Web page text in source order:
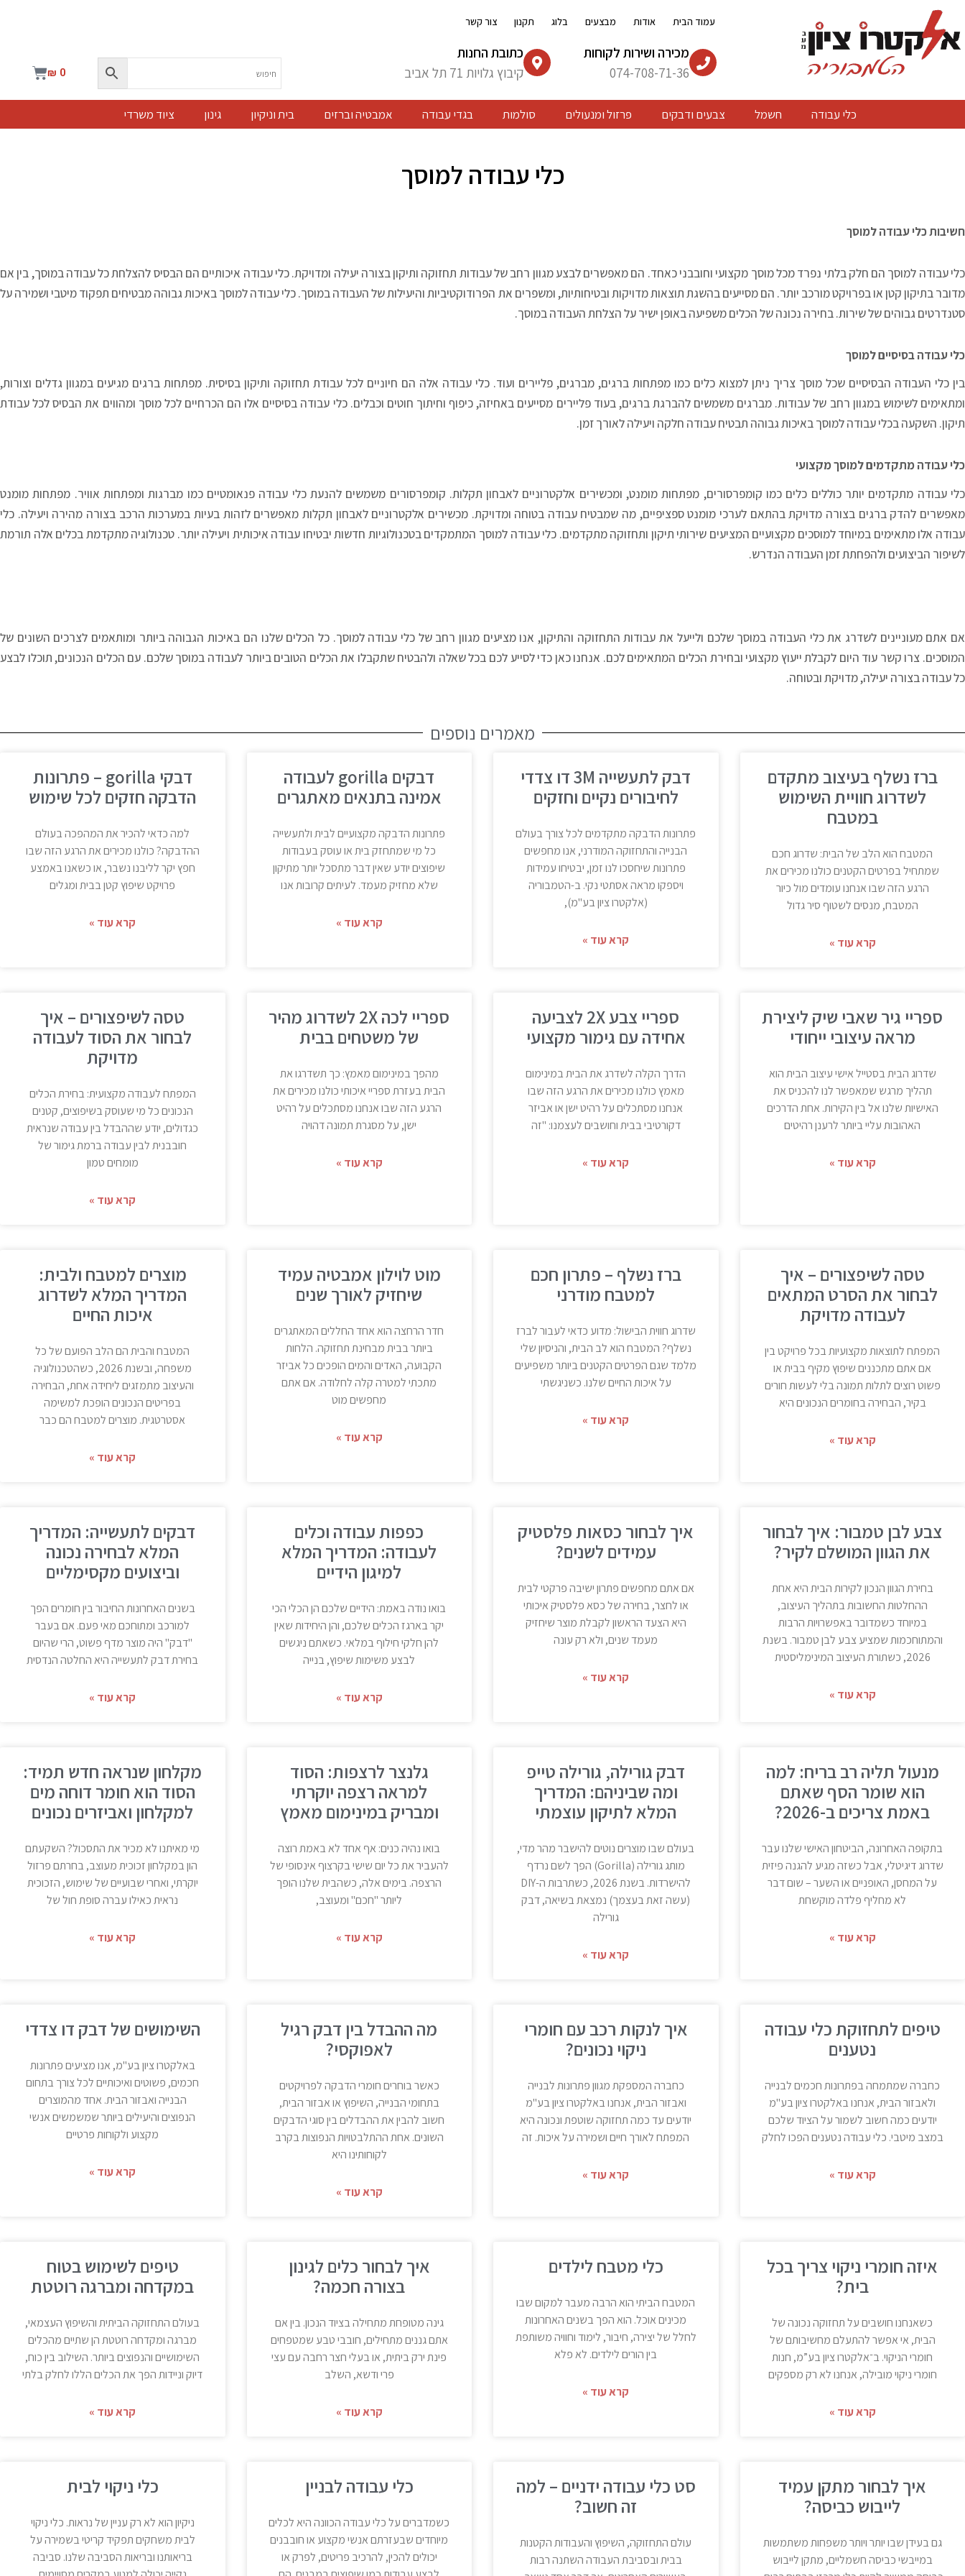
לתוכן
עמוד הבית אודות מבצעים בלוג תקנון צור קשר
מכירה ושירות לקוחות
074-708-71-36
כתובת החנות
קיבוץ גלויות 71 תל אביב
₪ 0
עגלת
כלי עבודה חשמל צבעים ודבקים פרזול ומנעולים סולמות בגדי עבודה אמבטיה וברזים בית וניקיון גינון ציוד משרדי
כלי עבודה למוסך
חשיבות כלי עבודה למוסך
כלי עבודה למוסך הם חלק בלתי נפרד מכל מוסך מקצועי וחובבני כאחד. הם מאפשרים לבצע מגוון רחב של עבודות תחזוקה ותיקון בצורה יעילה ומדויקת. כלי עבודה איכותיים הם הבסיס להצלחת כל עבודה במוסך, בין אם
מדובר בתיקון קטן או בפרויקט מורכב יותר. הם מסייעים בהשגת תוצאות מדויקות ובטיחותיות, ומשפרים את הפרודוקטיביות והיעילות של העבודה במוסך. כלי עבודה למוסך באיכות גבוהה מבטיחים תפקוד מיטבי ושמירה על
סטנדרטים גבוהים של שירות. בחירה נכונה של הכלים משפיעה באופן ישיר על הצלחת העבודה במוסך.
כלי עבודה בסיסיים למוסך
בין כלי העבודה הבסיסיים שכל מוסך צריך ניתן למצוא כלים כמו מפתחות ברגים, מברגים, פליירים ועוד. כלי עבודה אלה הם חיוניים לכל עבודת תחזוקה ותיקון בסיסית. מפתחות ברגים מגיעים במגוון גדלים וצורות,
ומתאימים לשימוש במגוון רחב של עבודות. מברגים משמשים להברגת ברגים, בעוד פליירים מסייעים באחיזה, כיפוף וחיתוך חוטים וכבלים. כלי עבודה בסיסיים אלו הם הכרחיים לכל מוסך ומהווים את הבסיס לכל עבודת
תיקון. השקעה בכלי עבודה למוסך באיכות גבוהה תבטיח עבודה חלקה ויעילה לאורך זמן.
כלי עבודה מתקדמים למוסך מקצועי
כלי עבודה מתקדמים יותר כוללים כלים כמו קומפרסורים, מפתחות מומנט, ומכשירים אלקטרוניים לאבחון תקלות. קומפרסורים משמשים להנעת כלי עבודה פנאומטיים כמו מברגות ומפתחות אוויר. מפתחות מומנט
מאפשרים להדק ברגים בצורה מדויקת בהתאם לערכי מומנט ספציפיים, מה שמבטיח עבודה בטוחה ומדויקת. מכשירים אלקטרוניים לאבחון תקלות מאפשרים לזהות בעיות במערכות הרכב בצורה מהירה ויעילה. כלי
עבודה אלו מתאימים במיוחד למוסכים מקצועיים המציעים שירותי תיקון ותחזוקה מתקדמים. כלי עבודה למוסך המתמקדים בטכנולוגיות חדשות יבטיחו עבודה איכותית ויעילה יותר. טכנולוגיה מתקדמת בכלים אלה תורמת
לשיפור הביצועים ולהפחתת זמן העבודה הנדרש.
אם אתם מעוניינים לשדרג את כלי העבודה במוסך שלכם ולייעל את עבודות התחזוקה והתיקון, אנו מציעים מגוון רחב של כלי עבודה למוסך. כל הכלים שלנו הם באיכות הגבוהה ביותר ומותאמים לצרכים השונים של
המוסכים. צרו קשר עוד היום לקבלת ייעוץ מקצועי ובחירת הכלים המתאימים לכם. אנחנו כאן כדי לסייע לכם בכל שאלה ולהבטיח שתקבלו את הכלים הטובים ביותר לעבודה במוסך שלכם. עם הכלים הנכונים, תוכלו לבצע
כל עבודה בצורה יעילה, מדויקת ובטוחה.
מאמרים נוספים
ברז נשלף בעיצוב מתקדם
לשדרוג חוויית השימוש
במטבח
המטבח הוא הלב של הבית: שדרוג חכם
שמתחיל בפרטים הקטנים כולנו מכירים את
הרגע הזה שבו אנחנו עומדים מול כיור
המטבח, מנסים לשטוף סיר גדול
קרא עוד »
דבק לתעשייה 3M דו צדדי
לחיבורים נקיים וחזקים
פתרונות הדבקה מתקדמים לכל צורך בעולם
הבנייה והתחזוקה המודרני, אנו מחפשים
פתרונות שיחסכו לנו זמן, יבטיחו עמידות
ויספקו מראה אסתטי נקי. ב-הטמבוריה
(אלקטרו ציון בע"מ),
קרא עוד »
דבקים gorilla לעבודה
אמינה בתנאים מאתגרים
פתרונות הדבקה מקצועיים לבית ולתעשייה
כל מי שמתחזק בית או עוסק בעבודות
שיפוצים יודע שאין דבר מתסכל יותר מתיקון
שלא מחזיק מעמד. לעיתים קרובות אנו
קרא עוד »
דבקי gorilla – פתרונות
הדבקה חזקים לכל שימוש
למה כדאי להכיר את המהפכה בעולם
ההדבקה? כולנו מכירים את הרגע הזה שבו
חפץ יקר לליבנו נשבר, או כשאנו באמצע
פרויקט שיפוץ קטן בבית ומגלים
קרא עוד »
ספריי גיר שאבי שיק ליצירת
מראה עיצובי ייחודי
שדרוג הבית בסטייל אישי עיצוב הבית הוא
תהליך מרגש שמאפשר לנו להכניס את
האישיות שלנו אל בין הקירות. אחת הדרכים
האהובות עליי ביותר לרענן רהיטים
קרא עוד »
ספריי צבע 2X לצביעה
אחידה עם גימור מקצועי
הדרך הקלה לשדרג את הבית במינימום
מאמץ כולנו מכירים את הרגע הזה שבו
אנחנו מסתכלים על רהיט ישן או אביזר
דקורטיבי בבית וחושבים לעצמנו: "זה
קרא עוד »
ספריי לכה 2X לשדרוג מהיר
של משטחים בבית
מהפך במינימום מאמץ: כך תשדרגו את
הבית בעזרת ספריי איכותי כולנו מכירים את
הרגע הזה שבו אנחנו מסתכלים על רהיט
ישן, על מסגרת תמונה דהויה
קרא עוד »
טסה לשיפצורים – איך
לבחור את הסוד לעבודה
מדויקת
המפתח לעבודה מקצועית: בחירת הכלים
הנכונים כל מי שעוסק בשיפוצים, קטנים
כגדולים, יודע שההבדל בין עבודה שנראית
חובבנית לבין עבודה ברמת גימור של
מומחים טמון
קרא עוד »
טסה לשיפצורים – איך
לבחור את הסרט המתאים
לעבודה מדויקת
המפתח לתוצאות מקצועיות בכל פרויקט בין
אם אתם מתכננים שיפוץ מקיף בבית או
פשוט רוצים לתלות תמונה בלי לעשות חורים
בקיר, הבחירה בחומרים הנכונים היא
קרא עוד »
ברז נשלף – פתרון חכם
למטבח מודרני
שדרוג חווית הבישול: מדוע כדאי לעבור לברז
נשלף? המטבח הוא לב הבית, והניסיון שלי
מלמד שגם הפרטים הקטנים ביותר משפיעים
על איכות החיים שלנו. כשניגשתי
קרא עוד »
מוט לוילון אמבטיה עמיד
שיחזיק לאורך שנים
חדר הרחצה הוא אחד החללים המאתגרים
ביותר בבית מבחינת תחזוקה. הלחות
הקבועה, האדים והמים הופכים כל אביזר
מתכתי למטרה קלה לחלודה. אם אתם
מחפשים מוט
קרא עוד »
מוצרים למטבח ולבית:
המדריך המלא לשדרוג
איכות החיים
המטבח והבית הם הלב הפועם של כל
משפחה, ובשנת 2026, כשהטכנולוגיה
והעיצוב מתמזגים ליחידה אחת, הבחירה
בפריטים הנכונים הופכת למשימה
אסטרטגית. מוצרים למטבח הם כבר
קרא עוד »
צבע לבן טמבור: איך לבחור
את הגוון המושלם לקיר?
בחירת הגוון הנכון לקירות הבית היא אחת
ההחלטות החשובות בתהליך העיצוב,
במיוחד כשמדובר באפשרויות הרבות
והמתוחכמות שמציע צבע לבן טמבור. בשנת
2026, כשתורת העיצוב המינימליסטית
קרא עוד »
איך לבחור כסאות פלסטיק
עמידים לשנים?
אם אתם מחפשים פתרון ישיבה פרקטי לבית
או לחצר, בחירה של כסא פלסטיק איכותי
היא הצעד הראשון לקבלת מוצר שיחזיק
מעמד שנים, ולא רק עונה
קרא עוד »
כפפות עבודה וכלים
לעבודה: המדריך המלא
למיגון הידיים
בואו נודה באמת: הידיים שלכם הן הכלי הכי
יקר בארגז הכלים שלכם, והן היחידות שאין
להן חלקי חילוף במלאי. כשאתם ניגשים
לבצע משימות שיפוץ, בנייה
קרא עוד »
דבקים לתעשייה: המדריך
המלא לבחירה נכונה
וביצועים מקסימליים
בשנים האחרונות החיבור בין חומרים הפך
למורכב ומתוחכם מאי פעם. אם בעבר
"דבק" היה מוצר מדף פשוט, הרי שהיום
בחירת דבק לתעשייה היא החלטה הנדסית
קרא עוד »
מנעול תליה רב בריח: למה
הוא שומר הסף שאתם
באמת צריכים ב-2026?
בתקופה האחרונה, הביטחון האישי שלנו עבר
שדרוג דיגיטלי, אבל כשזה מגיע להגנה פיזית
על המחסן, האופניים או השער – שום דבר
לא מחליף פלדה מוקשחת
קרא עוד »
דבק גורילה, גורילה טייפ
ומה שביניהם: המדריך
המלא לתיקון עוצמתי
בעולם שבו מוצרים נוטים להישבר מהר מדי,
מותג גורילה (Gorilla) הפך לשם נרדף
להישרדות. בשנת 2026, כשתרבות ה-DIY
(עשה זאת בעצמך) נמצאת בשיאה, דבק
גורילה
קרא עוד »
גלנצר לרצפות: הסוד
למראה רצפה יוקרתי
ומבריק במינימום מאמץ
בואו נהיה כנים: אף אחד לא באמת רוצה
להעביר את כל יום שישי בקרצוף אינסופי של
הרצפה. בימים אלה, כשהבית שלנו הופך
ליותר "חכם" ומעוצב,
קרא עוד »
מקלחון שנראה חדש תמיד:
הסוד הוא חומר דוחה מים
למקלחון ואביזרים נכונים
מי מאיתנו לא מכיר את התסכול? השקעתם
הון במקלחון זכוכית מעוצב, בחרתם פרזול
יוקרתי, ואחרי שבועיים של שימוש, הזכוכית
נראית כאילו עברה סופת חול של
קרא עוד »
טיפים לתחזוקת כלי עבודה
נטענים
כחברה שמתמחה בפתרונות חכמים לבנייה
ולאבזור הבית, אנחנו באלקטרו ציון בע"מ
יודעים כמה חשוב לשמור על הציוד שלכם
במצב מיטבי. כלי עבודה נטענים הפכו לחלק
קרא עוד »
איך לנקות רכב עם חומרי
ניקוי נכונים?
כחברה המספקת מגוון פתרונות לבנייה
ואבזור הבית, אנחנו באלקטרו ציון בע"מ
יודעים עד כמה תחזוקה שוטפת ונכונה היא
המפתח לאורך חיים ושמירה על איכות. זה
קרא עוד »
מה ההבדל בין דבק רגיל
לאפוקסי?
כאשר בוחרים חומרי הדבקה לפרויקטים
בתחומי הבנייה, השיפוץ או אבזור הבית,
חשוב להבין את ההבדלים בין סוגי הדבקים
השונים. אחת ההתלבטויות הנפוצות בקרב
לקוחותינו היא
קרא עוד »
השימושים של דבק דו צדדי
באלקטרו ציון בע"מ, אנו מציעים פתרונות
חכמים, פשוטים ואיכותיים לכל צורך בתחום
הבנייה ואבזור הבית. אחד מהמוצרים
הנפוצים והיעילים ביותר שמשמשים אנשי
מקצוע ולקוחות פרטיים
קרא עוד »
איזה חומרי ניקוי צריך בכל
בית?
כשאנחנו חושבים על תחזוקה נכונה של
הבית, אי אפשר להתעלם מחשיבותם של
חומרי הניקוי. ב־אלקטרו ציון בע”מ, חנות
חומרי ניקוי מובילה, אנחנו לא רק מספקים
קרא עוד »
כלי מטבח לילדים
המטבח הביתי הוא הרבה מעבר למקום שבו
מכינים אוכל. הוא הפך בשנים האחרונות
לחלל של יצירה, חיבור, לימוד וחוויה משותפת
בין הורים לילדים. לא פלא
קרא עוד »
איך לבחור כלים לגינון
בצורה חכמה?
גינה מטופחת מתחילה בציוד הנכון. בין אם
אתם גננים מתחילים, חובבי טבע שמטפחים
פינת ירק ביתית, או בעלי חצר רחבה עם עצי
פרי ודשא, השלב
קרא עוד »
טיפים לשימוש בטוח
במקדחה ומברגה רוטטת
בעולם התחזוקה הביתית והשיפוץ העצמאי,
מברגה ומקדחה רוטטת הן שתיים מהכלים
השימושיים והנפוצים ביותר. השילוב בין כוח,
דיוק וניידות הפך את הכלים הללו לחלק בלתי
קרא עוד »
איך לבחור מתקן עמיד
לייבוש כביסה?
גם בעידן שבו יותר ויותר משפחות משתמשות
במייבשי כביסה חשמליים, מתקן לייבוש
סט כלי עבודה ידניים – למה
זה חשוב?
עולם התחזוקה, השיפוץ והעבודות הקטנות
בבית ובסביבת העבודה השתנה רבות
כלי עבודה לבניין
כשמדברים על כלי עבודה הכוונה היא לכלים
מיוחדים שבעזרתם אנשי מקצוע או חובבנים
יכולים להכין, להרכיב פריטים, לפרק או
כלי ניקוי לבית
ניקיון הוא לא רק עניין של נראות. כלי ניקוי
לבית משחקים תפקיד קריטי בשמירה על
בריאותנו ובריאות הסביבה שלנו. סביבה